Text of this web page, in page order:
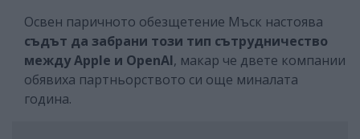
Освен паричното обезщетение Мъск настоява
съдът да забрани този тип сътрудничество
между Apple и OpenAI, макар че двете компании
обявиха партньорството си още миналата
година.